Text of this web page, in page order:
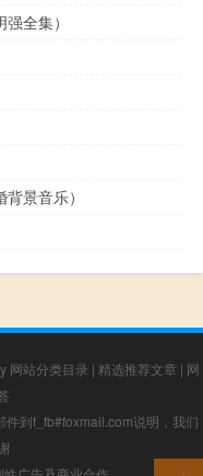
全集）
景音乐）
网站分类目录 | 精选推荐文章 | 网
到f_fb#foxmail.com说明，我们